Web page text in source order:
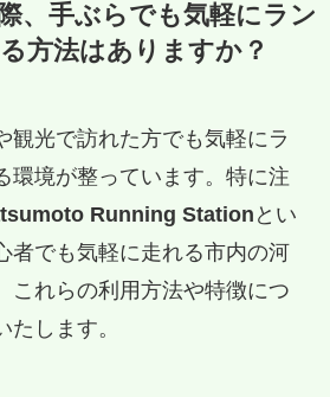
、手ぶらでも気軽にラン
方法はありますか？
観光で訪れた方でも気軽にラ
環境が整っています。特に注
Running Station とい
者でも気軽に走れる市内の河
これらの利用方法や特徴につ
します。